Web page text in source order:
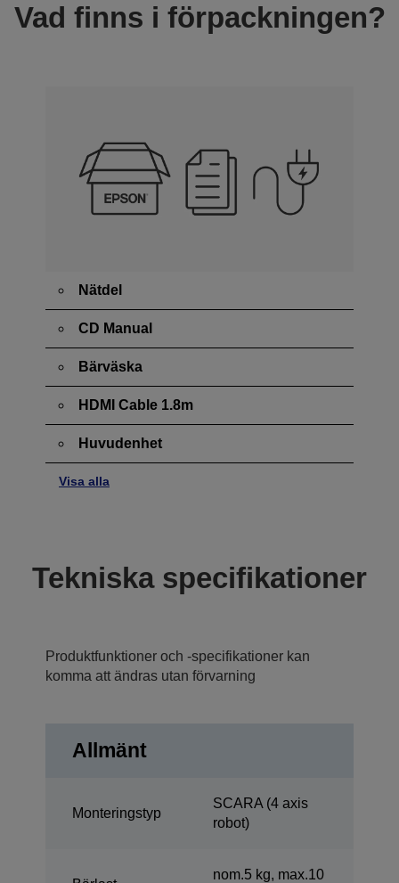
Vad finns i förpackningen?
Nätdel
CD Manual
Bärväska
HDMI Cable 1.8m
Huvudenhet
Visa alla
Tekniska specifikationer
Produktfunktioner och -specifikationer kan
komma att ändras utan förvarning
Allmänt
Monteringstyp
SCARA (4 axis
robot)
nom.5 kg, max.10